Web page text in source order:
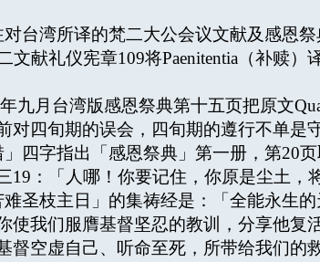
台湾所译的梵二大公会议文献及感恩
献礼仪宪章109将Paenitentia（补赎
月台湾版感恩祭典第十五页把原文
四旬期的误会，四旬期的遵行不单是
四字指出「感恩祭典」第一册，第20
：「人哪！你要记住，你原是尘土，
圣枝主日」的集祷经是：「全能永生
使我们服膺基督坚忍的教训，分享他复
督空虚自己、听命至死，所带给我们的